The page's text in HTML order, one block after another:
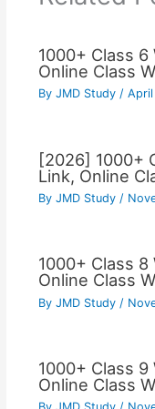
1000+ Class
Online Class
By JMD Study /
[2026] 1000+
Link, Online
By JMD Study /
1000+ Class
Online Class
By JMD Study /
1000+ Class
Online Class